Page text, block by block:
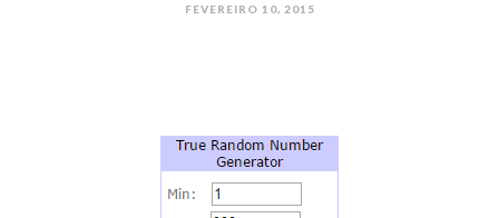
FEVEREIRO 10, 2015